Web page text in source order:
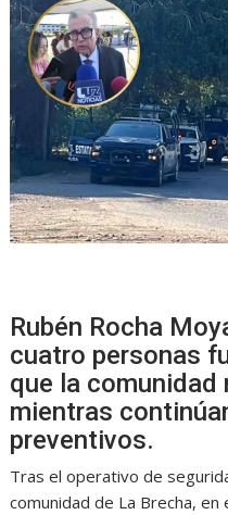
Rubén Rocha
cuatro personas
que la
mientras
preventivos.
Tras el operativo de
comunidad de La Brecha, en